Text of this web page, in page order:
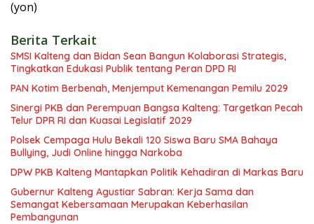
(yon)
Berita Terkait
SMSI Kalteng dan Bidan Sean Bangun Kolaborasi Strategis,
Tingkatkan Edukasi Publik tentang Peran DPD RI
PAN Kotim Berbenah, Menjemput Kemenangan Pemilu 2029
Sinergi PKB dan Perempuan Bangsa Kalteng: Targetkan Pecah
Telur DPR RI dan Kuasai Legislatif 2029
Polsek Cempaga Hulu Bekali 120 Siswa Baru SMA Bahaya
Bullying, Judi Online hingga Narkoba
DPW PKB Kalteng Mantapkan Politik Kehadiran di Markas Baru
Gubernur Kalteng Agustiar Sabran: Kerja Sama dan
Semangat Kebersamaan Merupakan Keberhasilan
Pembangunan